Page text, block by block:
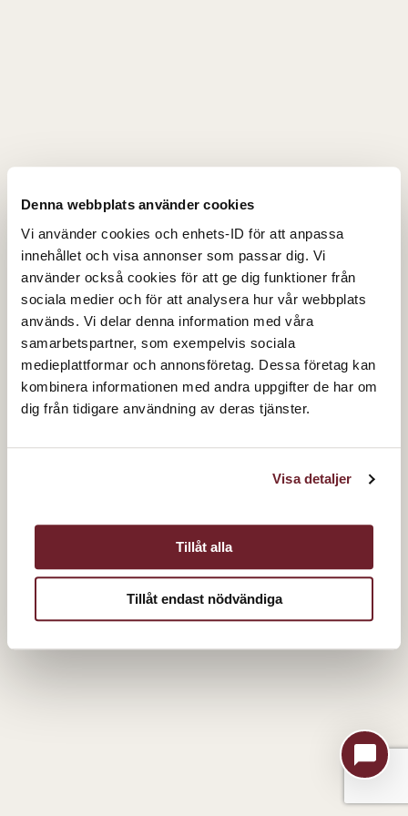
Denna webbplats använder cookies
Vi använder cookies och enhets-ID för att anpassa
innehållet och visa annonser som passar dig. Vi
använder också cookies för att ge dig funktioner från
sociala medier och för att analysera hur vår webbplats
används. Vi delar denna information med våra
samarbetspartner, som exempelvis sociala
medieplattformar och annonsföretag. Dessa företag kan
kombinera informationen med andra uppgifter de har om
dig från tidigare användning av deras tjänster.
Visa detaljer
Tillåt alla
Tillåt endast nödvändiga